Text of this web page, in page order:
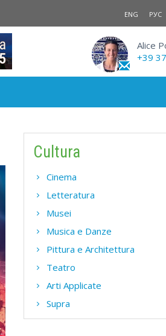
ENG РУС
Alice
+39
Cultura
Cinema
Letteratura
Musei
Musica e Danze
Pittura e Architettura
Teatro
Arti Applicate
Supra